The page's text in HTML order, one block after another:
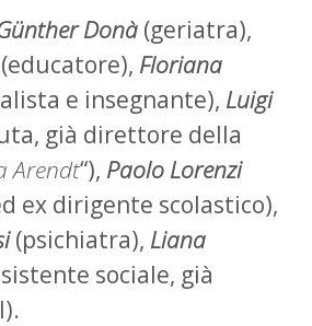
Donà (geriatra),
Floriana
e insegnante), Luigi
già direttore della
Arendt“), Paolo Lorenzi
ex dirigente scolastico),
(psichiatra), Liana
sociale, già